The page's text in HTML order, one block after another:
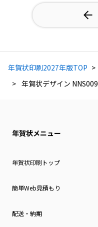
年賀状印刷2027年版TOP
年賀状デザイン NNS009
年賀状メニュー
年賀状印刷トップ
簡単Web見積もり
配送・納期